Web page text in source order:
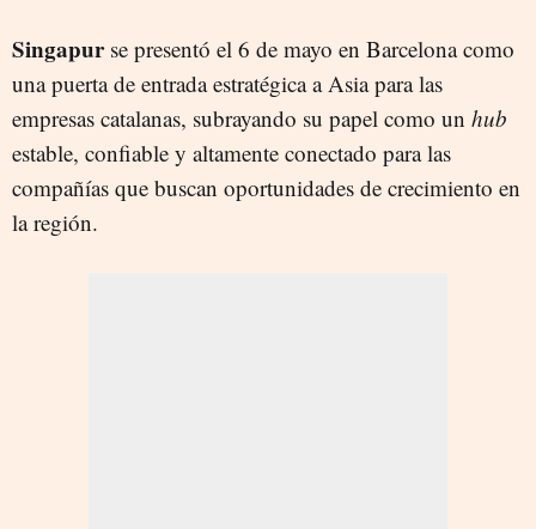
Singapurse presentó el 6 de mayo en Barcelona como
una puerta de entrada estratégica a Asia para las
empresas catalanas, subrayando su papel como un hub
estable, confiable y altamente conectado para las
compañías que buscan oportunidades de crecimiento en
la región.